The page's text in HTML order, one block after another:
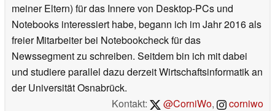
meiner Eltern) für das Innere von Desktop-PCs und
Notebooks interessiert habe, begann ich im Jahr 2016 als
freier Mitarbeiter bei Notebookcheck für das
Newssegment zu schreiben. Seitdem bin ich mit dabei
und studiere parallel dazu derzeit Wirtschaftsinformatik an
der Universität Osnabrück.
Kontakt:
@CorniWo, corniwo